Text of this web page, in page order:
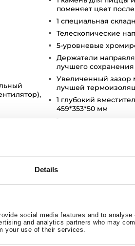
Details
social media features and to
and analytics partners who may
your use of their services.
(10 мин.,
поменяет цвет
1 специальная
Телескопические
5-уровневые
Держатели
лучшего сохранения
Увеличенный зазор
лучшей
1 глубокий
459*353*50 мм
1 противень для
Кабель 190 мм с